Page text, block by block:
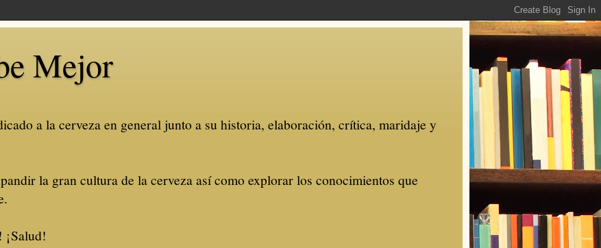
Mejor
a la cerveza en general junto a su historia, elaboración, crítica, maridaje y
la gran cultura de la cerveza así como explorar los conocimientos que
¡Salud!